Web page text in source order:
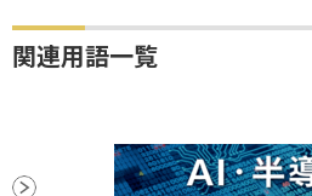
関連用語一覧